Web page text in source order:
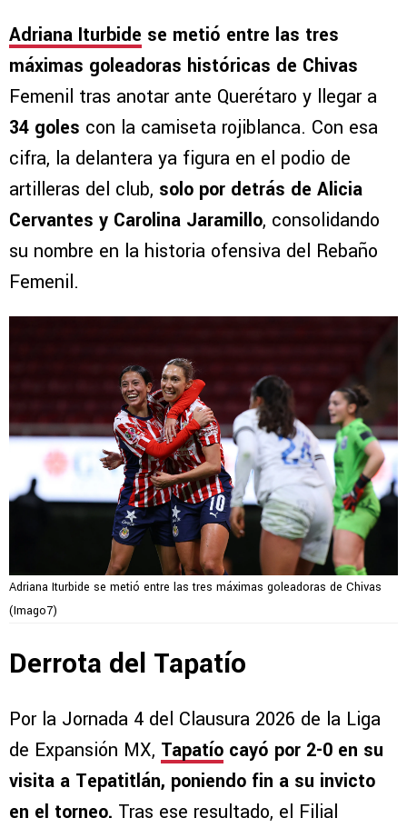
Adriana Iturbide se metió entre las tres
máximas goleadoras históricas de Chivas
Femenil tras anotar ante Querétaro y llegar a
34 goles con la camiseta rojiblanca. Con esa
cifra, la delantera ya figura en el podio de
artilleras del club, solo por detrás de Alicia
Cervantes y Carolina Jaramillo, consolidando
su nombre en la historia ofensiva del Rebaño
Femenil.
Adriana Iturbide se metió entre las tres máximas goleadoras de Chivas
(Imago7)
Derrota del Tapatío
Por la Jornada 4 del Clausura 2026 de la Liga
de Expansión MX, Tapatío cayó por 2-0 en su
visita a Tepatitlán, poniendo fin a su invicto
en el torneo. Tras ese resultado, el Filial